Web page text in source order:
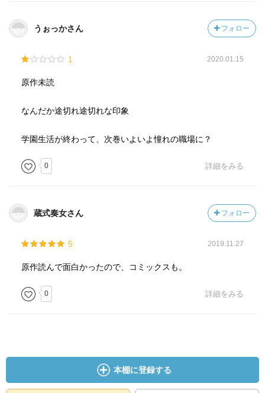
うぉっかさん フォロー
1 2020.01.15
原作未読
なんだか途切れ途切れな印象
学園生活が終わって、次巻いよいよ憧れの職場に？
0 詳細をみる
蔵式奏女さん フォロー
5 2019.11.27
原作読んで面白かったので、コミックスも。
0 詳細をみる
本棚に登録する